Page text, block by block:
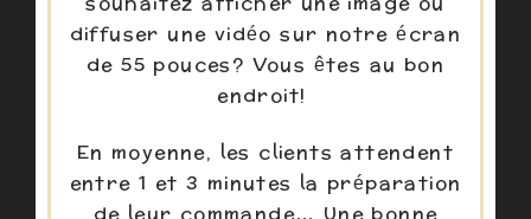
diffuser une vidéo sur notre écran
de 55 pouces? Vous êtes au bon
endroit!
En moyenne, les clients attendent
entre 1 et 3 minutes la préparation